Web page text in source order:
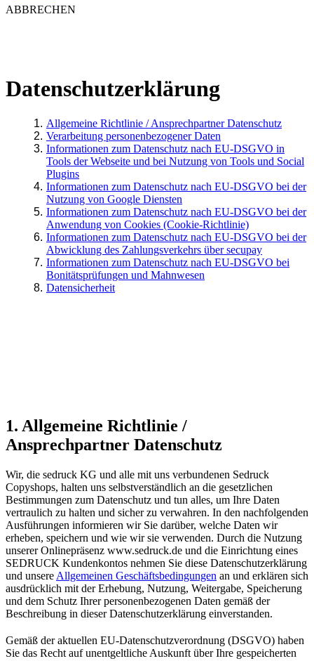
ABBRECHEN
Datenschutzerklärung
Allgemeine Richtlinie / Ansprechpartner Datenschutz
Verarbeitung personenbezogener Daten
Informationen zum Datenschutz nach EU-DSGVO in
Tools der Webseite und bei Nutzung von Tools und Social
Plugins
Informationen zum Datenschutz nach EU-DSGVO bei der
Nutzung von Google Diensten
Informationen zum Datenschutz nach EU-DSGVO bei der
Anwendung von Cookies (Cookie-Richtlinie)
Informationen zum Datenschutz nach EU-DSGVO bei der
Abwicklung des Zahlungsverkehrs über secupay
Informationen zum Datenschutz nach EU-DSGVO bei
Bonitätsprüfungen und Mahnwesen
Datensicherheit
1. Allgemeine Richtlinie /
Ansprechpartner Datenschutz
Wir, die sedruck KG und alle mit uns verbundenen Sedruck
Copyshops, halten uns selbstverständlich an die gesetzlichen
Bestimmungen zum Datenschutz und tun alles, um Ihre Daten
vertraulich zu halten und sicher zu verwahren. In den nachfolgenden
Ausführungen informieren wir Sie darüber, welche Daten wir
erheben, speichern und wie wir sie verwenden. Durch die Nutzung
unserer Onlinepräsenz www.sedruck.de und die Einrichtung eines
SEDRUCK Kundenkontos nehmen Sie diese Datenschutzerklärung
und unsere Allgemeinen Geschäftsbedingungen an und erklären sich
ausdrücklich mit der Erhebung, Nutzung, Weitergabe, Speicherung
und dem Schutz Ihrer personenbezogenen Daten gemäß der
Beschreibung in dieser Datenschutzerklärung einverstanden.
Gemäß der aktuellen EU-Datenschutzverordnung (DSGVO) haben
Sie das Recht auf unentgeltliche Auskunft über Ihre gespeicherten